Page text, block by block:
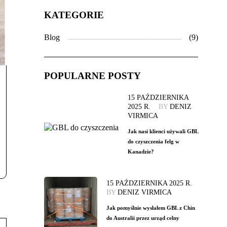
KATEGORIE
Blog (9)
POPULARNE POSTY
15 PAŹDZIERNIKA
2025 R.
BY DENIZ
VIRMICA
Jak nasi klienci używali GBL
do czyszczenia felg w
Kanadzie?
15 PAŹDZIERNIKA 2025 R.
BY DENIZ VIRMICA
Jak pomyślnie wysłałem GBL z Chin
do Australii przez urząd celny